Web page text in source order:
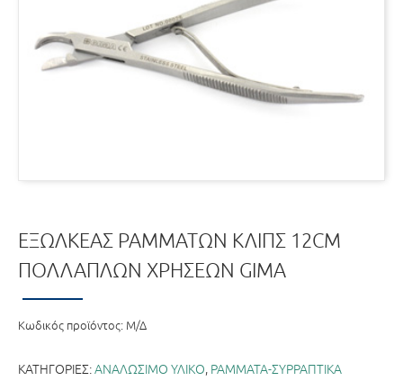
ΕΞΩΛΚΕΑΣ ΡΑΜΜΑΤΩΝ ΚΛΙΠΣ 12CM
ΠΟΛΛΑΠΛΩΝ ΧΡΗΣΕΩΝ GIMA
Κωδικός προϊόντος: Μ/Δ
ΚΑΤΗΓΟΡΊΕΣ:ΑΝΑΛΩΣΙΜΟ ΥΛΙΚΟ, ΡΑΜΜΑΤΑ-ΣΥΡΡΑΠΤΙΚΑ